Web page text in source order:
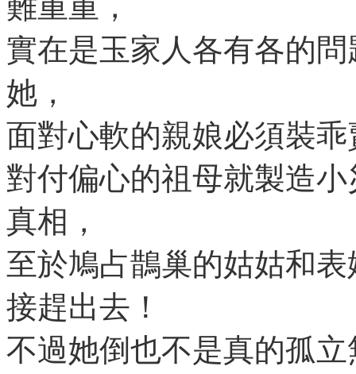
實在是玉家人各有各的
她，
面對心軟的親娘必須裝
對付偏心的祖母就製造
真相，
至於鳩占鵲巢的姑姑和
接趕出去！
不過她倒也不是真的孤